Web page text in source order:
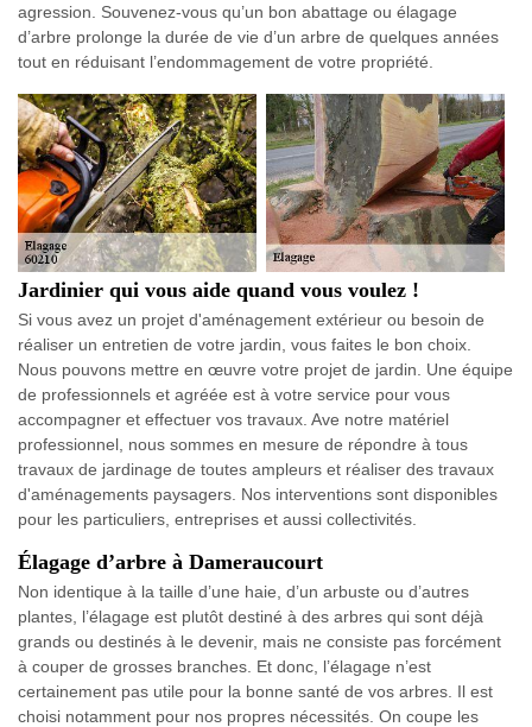
agression. Souvenez-vous qu’un bon abattage ou élagage
d’arbre prolonge la durée de vie d’un arbre de quelques années
tout en réduisant l’endommagement de votre propriété.
Jardinier qui vous aide quand vous voulez !
Si vous avez un projet d'aménagement extérieur ou besoin de
réaliser un entretien de votre jardin, vous faites le bon choix.
Nous pouvons mettre en œuvre votre projet de jardin. Une équipe
de professionnels et agréée est à votre service pour vous
accompagner et effectuer vos travaux. Ave notre matériel
professionnel, nous sommes en mesure de répondre à tous
travaux de jardinage de toutes ampleurs et réaliser des travaux
d'aménagements paysagers. Nos interventions sont disponibles
pour les particuliers, entreprises et aussi collectivités.
Élagage d’arbre à Dameraucourt
Non identique à la taille d’une haie, d’un arbuste ou d’autres
plantes, l’élagage est plutôt destiné à des arbres qui sont déjà
grands ou destinés à le devenir, mais ne consiste pas forcément
à couper de grosses branches. Et donc, l’élagage n’est
certainement pas utile pour la bonne santé de vos arbres. Il est
choisi notamment pour nos propres nécessités. On coupe les